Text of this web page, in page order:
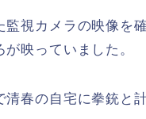
監視カメラの映像を
映っていました。
清春の自宅に拳銃と